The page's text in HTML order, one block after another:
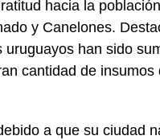
hacia la
y Canelones.
han sido
cantidad de insumos
a que su ciudad